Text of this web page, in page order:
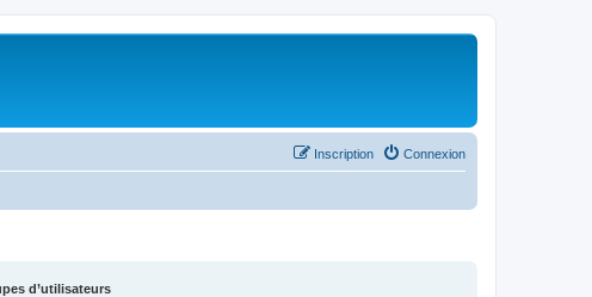
Connexion
Inscription
d’utilisateurs